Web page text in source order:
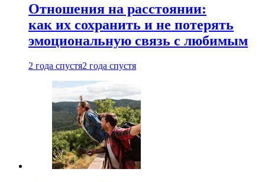
Отношения на расстоянии:
как их сохранить и не потерять
эмоциональную связь с любимым
2 года спустя2 года спустя